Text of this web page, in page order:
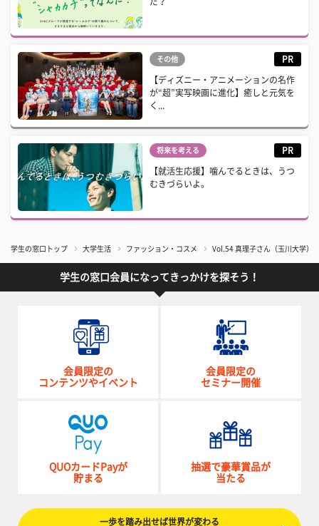
その他 PR
【ディズニー・アニメーションの名作
が“超”実写映画に進化】癒しと元気を
く...
将来を考える PR
【就活生応援】噛んでるときは、うつ
むきづらいよ。
学生の窓口トップ 大学生活 ファッション・コスメ Vol.54 真理子さん（玉川大学）
学生の窓口会員になってきっかけを探そう！
会員限定の
コンテンツやイベント
会員限定の
セミナー開催
QUOカードPayが
貯まる
抽選で豪華賞品が
当たる
一歩を踏み出せば世界が変わる